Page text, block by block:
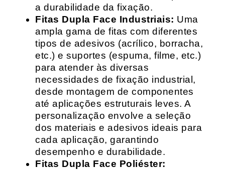
a durabilidade da fixação.
Fitas Dupla Face Industriais: Uma
ampla gama de fitas com diferentes
tipos de adesivos (acrílico, borracha,
etc.) e suportes (espuma, filme, etc.)
para atender às diversas
necessidades de fixação industrial,
desde montagem de componentes
até aplicações estruturais leves. A
personalização envolve a seleção
dos materiais e adesivos ideais para
cada aplicação, garantindo
desempenho e durabilidade.
Fitas Dupla Face Poliéster: